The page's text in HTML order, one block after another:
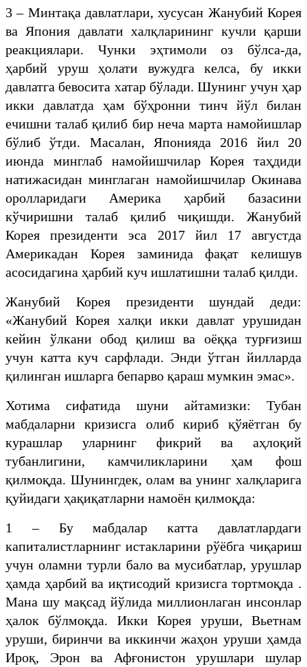
3 – Минтақа давлатлари, хусусан Жанубий Корея
ва Япония давлати халқларининг кучли қарши
реакциялари. Чунки эҳтимоли оз бўлса-да,
ҳарбий уруш ҳолати вужудга келса, бу икки
давлатга бевосита хатар бўлади. Шунинг учун ҳар
икки давлатда ҳам бўҳронни тинч йўл билан
ечишни талаб қилиб бир неча марта намойишлар
бўлиб ўтди. Масалан, Японияда 2016 йил 20
июнда минглаб намойишчилар Корея таҳдиди
натижасидан минглаган намойишчилар Окинава
оролларидаги Америка ҳарбий базасини
кўчиришни талаб қилиб чиқишди. Жанубий
Корея президенти эса 2017 йил 17 августда
Америкадан Корея заминида фақат келишув
асосидагина ҳарбий куч ишлатишни талаб қилди.
Жанубий Корея президенти шундай деди:
«Жанубий Корея халқи икки давлат урушидан
кейин ўлкани обод қилиш ва оёққа турғизиш
учун катта куч сарфлади. Энди ўтган йилларда
қилинган ишларга бепарво қараш мумкин эмас».
Хотима сифатида шуни айтамизки: Тубан
мабдаларни кризисга олиб кириб қўяётган бу
курашлар уларнинг фикрий ва аҳлоқий
тубанлигини, камчиликларини ҳам фош
қилмоқда. Шунингдек, олам ва унинг халқларига
қуйидаги ҳақиқатларни намоён қилмоқда:
1 – Бу мабдалар катта давлатлардаги
капиталистларнинг истакларини рўёбга чиқариш
учун оламни турли бало ва мусибатлар, урушлар
ҳамда ҳарбий ва иқтисодий кризисга тортмоқда .
Мана шу мақсад йўлида миллионлаган инсонлар
ҳалок бўлмоқда. Икки Корея уруши, Вьетнам
уруши, биринчи ва иккинчи жаҳон уруши ҳамда
Ироқ, Эрон ва Афғонистон урушлари шулар